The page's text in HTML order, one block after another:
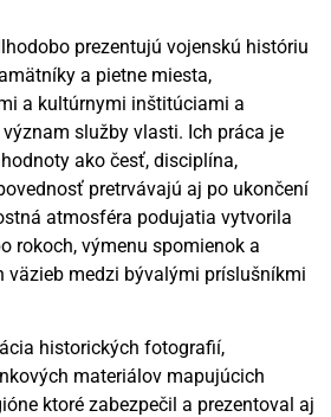
prezentujú vojenskú históriu
a pietne miesta,
a kultúrnymi inštitúciami a
služby vlasti. Ich práca je
ako česť, disciplína,
pretrvávajú aj po ukončení
atmosféra podujatia vytvorila
rokoch, výmenu spomienok a
väzieb medzi bývalými príslušníkmi
historických fotografií,
materiálov mapujúcich
ktoré zabezpečil a prezentoval aj